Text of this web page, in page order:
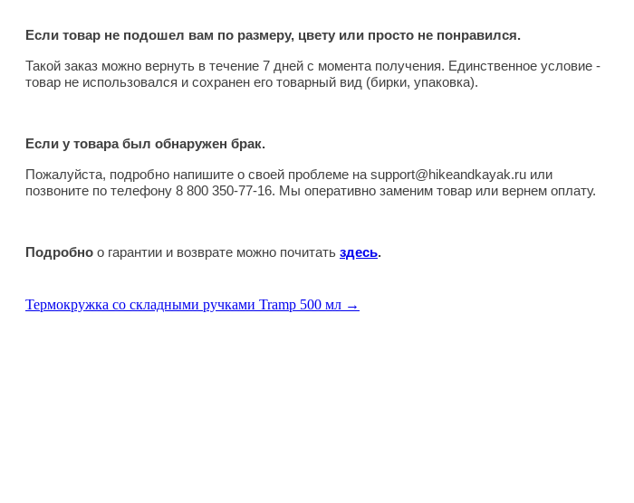
Если товар не подошел вам по размеру, цвету или просто не понравился.
Такой заказ можно вернуть в течение 7 дней с момента получения. Единственное условие -
товар не использовался и сохранен его товарный вид (бирки, упаковка).
Если у товара был обнаружен брак.
Пожалуйста, подробно напишите о своей проблеме на support@hikeandkayak.ru или
позвоните по телефону 8 800 350-77-16. Мы оперативно заменим товар или вернем оплату.
Подробно о гарантии и возврате можно почитать здесь.
Термокружка со складными ручками Tramp 500 мл →